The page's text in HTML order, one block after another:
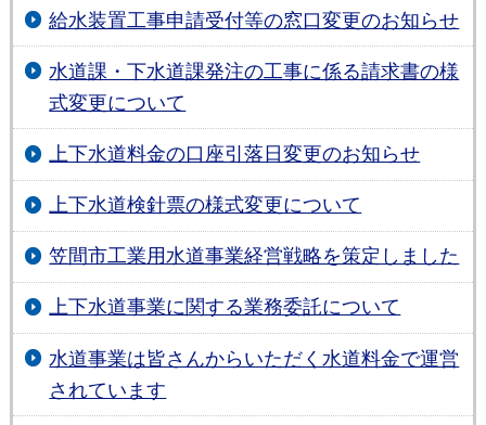
給水装置工事申請受付等の窓口変更のお知らせ
水道課・下水道課発注の工事に係る請求書の様
式変更について
上下水道料金の口座引落日変更のお知らせ
上下水道検針票の様式変更について
笠間市工業用水道事業経営戦略を策定しました
上下水道事業に関する業務委託について
水道事業は皆さんからいただく水道料金で運営
されています